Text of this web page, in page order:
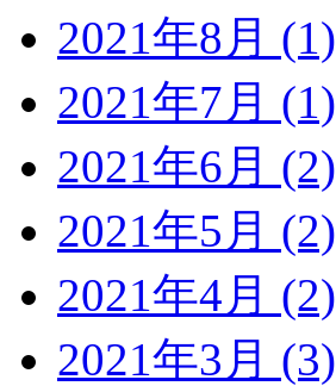
2021年8月 (1)
2021年7月 (1)
2021年6月 (2)
2021年5月 (2)
2021年4月 (2)
2021年3月 (3)